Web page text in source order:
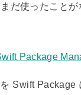
だ使ったこと
Package
Swift Package